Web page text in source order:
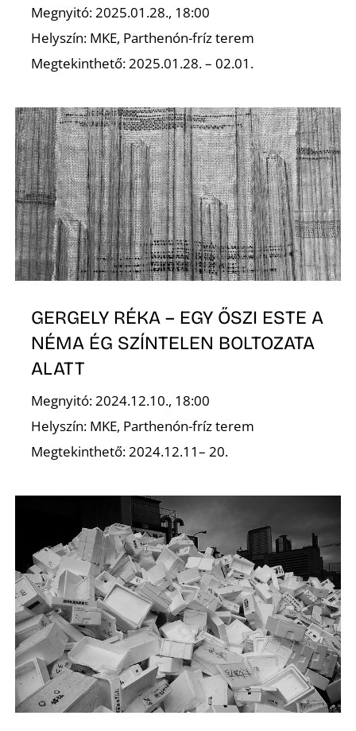
Megnyitó: 2025.01.28., 18:00
Helyszín: MKE, Parthenón-fríz terem
Megtekinthető: 2025.01.28. – 02.01.
GERGELY RÉKA – EGY ŐSZI ESTE A
NÉMA ÉG SZÍNTELEN BOLTOZATA
ALATT
Megnyitó: 2024.12.10., 18:00
Helyszín: MKE, Parthenón-fríz terem
Megtekinthető: 2024.12.11– 20.